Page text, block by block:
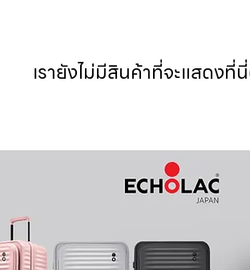
เรายังไม่มีสินค้าที่จะแสดง